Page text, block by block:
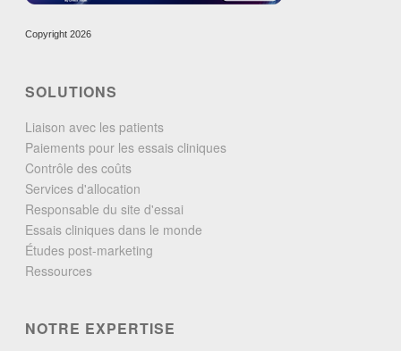
Copyright 2026
SOLUTIONS
Liaison avec les patients
Paiements pour les essais cliniques
Contrôle des coûts
Services d'allocation
Responsable du site d'essai
Essais cliniques dans le monde
Études post-marketing
Ressources
NOTRE EXPERTISE